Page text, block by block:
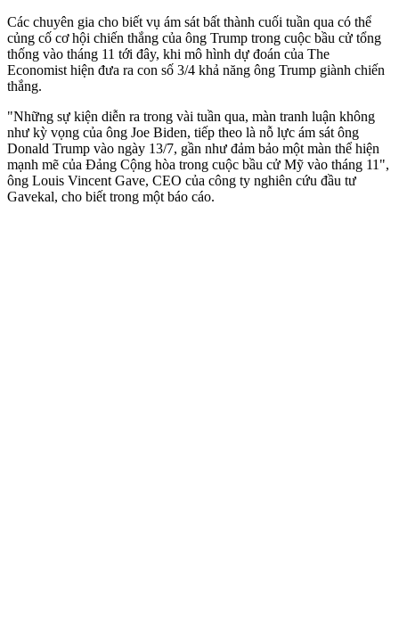
Các chuyên gia cho biết vụ ám sát bất thành cuối tuần qua có thể
củng cố cơ hội chiến thắng của ông Trump trong cuộc bầu cử tổng
thống vào tháng 11 tới đây, khi mô hình dự đoán của The
Economist hiện đưa ra con số 3/4 khả năng ông Trump giành chiến
thắng.
"Những sự kiện diễn ra trong vài tuần qua, màn tranh luận không
như kỳ vọng của ông Joe Biden, tiếp theo là nỗ lực ám sát ông
Donald Trump vào ngày 13/7, gần như đảm bảo một màn thể hiện
mạnh mẽ của Đảng Cộng hòa trong cuộc bầu cử Mỹ vào tháng 11",
ông Louis Vincent Gave, CEO của công ty nghiên cứu đầu tư
Gavekal, cho biết trong một báo cáo.